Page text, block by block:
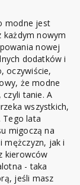
modne jest
każdym nowym
nowej
dodatków i
oczywiście,
że modne
tanie. A
wszystkich,
Tego lata
migoczą na
mężczyzn, jak i
kierowców
- taka
jeśli masz